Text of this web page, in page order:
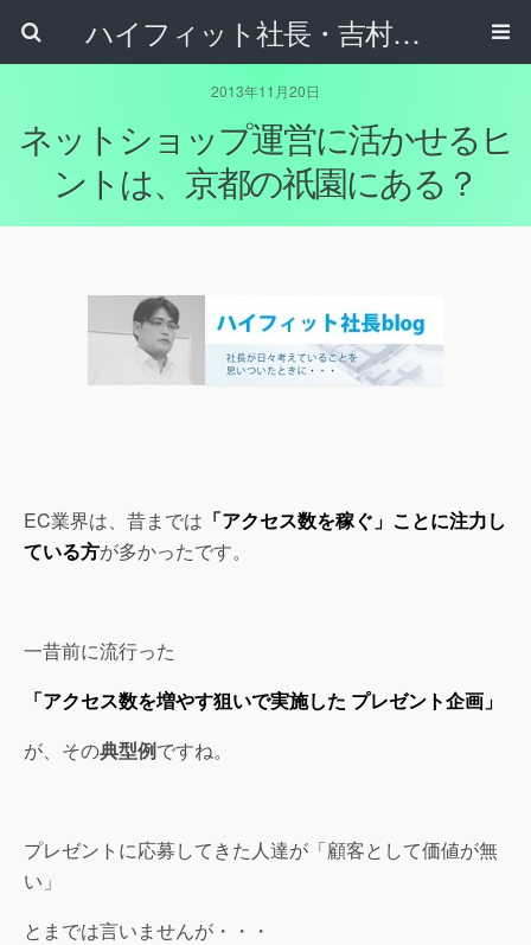
ハイフィット社長・吉村正裕のブログ - ネットショップの家庭教師 吉村正裕がインターネット通販のことや、日々の気づきを書くブログです
2013年11月20日
ネットショップ運営に活かせるヒ
ントは、京都の祇園にある？
EC業界は、昔までは 「アクセス数を稼ぐ」ことに注力し
ている方が多かったです。
一昔前に流行った
「アクセス数を増やす狙いで実施した プレゼント企画」
が、その典型例ですね。
プレゼントに応募してきた人達が「顧客として価値が無
い」
とまでは言いませんが・・・